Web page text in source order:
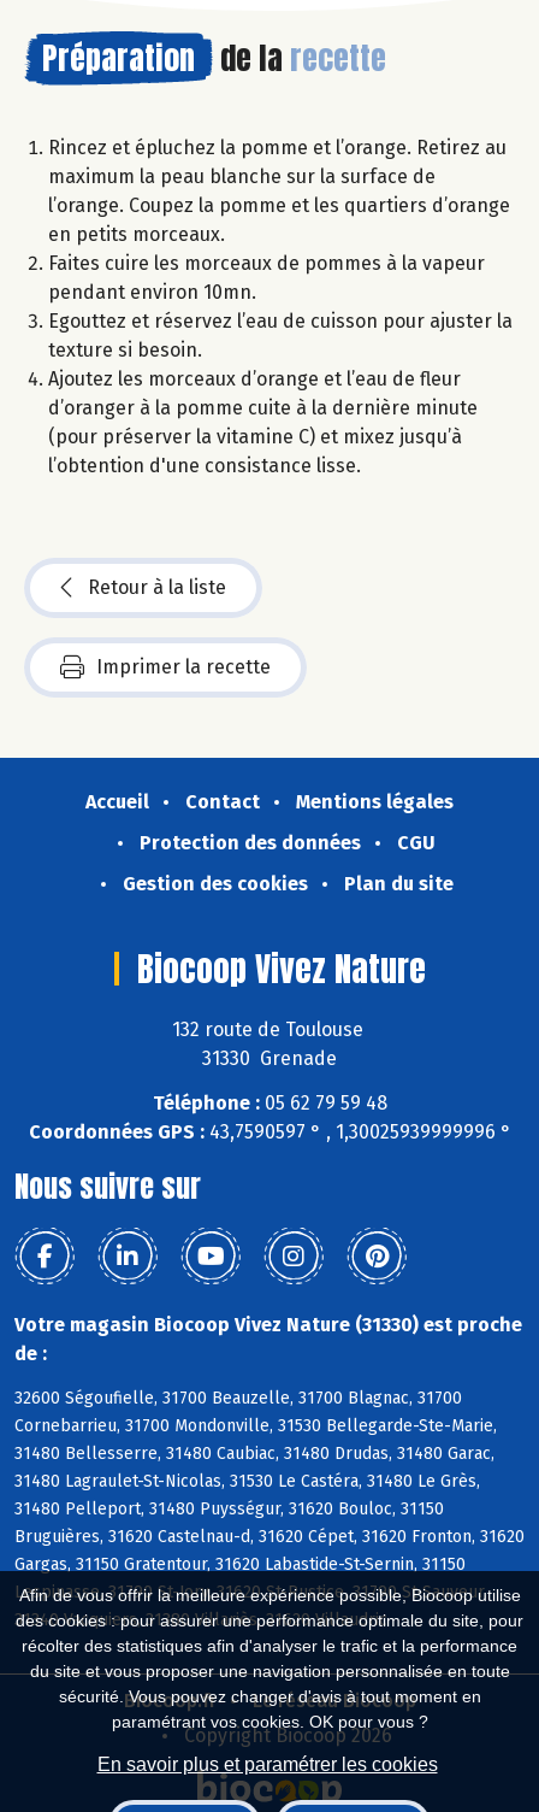
Afin de vous offrir la meilleure expérience possible, Biocoop utilise
des cookies : pour assurer une performance optimale du site, pour
récolter des statistiques afin d'analyser le trafic et la performance
du site et vous proposer une navigation personnalisée en toute
sécurité. Vous pouvez changer d'avis à tout moment en
paramétrant vos cookies. OK pour vous ?
En savoir plus et paramétrer les cookies
Préparation de la recette
Rincez et épluchez la pomme et l’orange. Retirez au
maximum la peau blanche sur la surface de
l’orange. Coupez la pomme et les quartiers d’orange
en petits morceaux.
Faites cuire les morceaux de pommes à la vapeur
pendant environ 10mn.
Egouttez et réservez l’eau de cuisson pour ajuster la
texture si besoin.
Ajoutez les morceaux d’orange et l’eau de fleur
d’oranger à la pomme cuite à la dernière minute
(pour préserver la vitamine C) et mixez jusqu’à
l’obtention d'une consistance lisse.
Retour à la liste
Imprimer la recette
Accueil Contact
Mentions légales
Protection des données
CGU
Gestion des cookies
Plan du site
Biocoop Vivez Nature
132 route de Toulouse
31330 Grenade
Téléphone :05 62 79 59 48
Coordonnées GPS :43,7590597 ° , 1,30025939999996 °
Nous suivre sur
Votre magasin Biocoop Vivez Nature (31330) est proche
de :
32600 Ségoufielle, 31700 Beauzelle, 31700 Blagnac, 31700
Cornebarrieu, 31700 Mondonville, 31530 Bellegarde-Ste-Marie,
31480 Bellesserre, 31480 Caubiac, 31480 Drudas, 31480 Garac,
31480 Lagraulet-St-Nicolas, 31530 Le Castéra, 31480 Le Grès,
31480 Pelleport, 31480 Puysségur, 31620 Bouloc, 31150
Bruguières, 31620 Castelnau-d, 31620 Cépet, 31620 Fronton, 31620
Gargas, 31150 Gratentour, 31620 Labastide-St-Sernin, 31150
Lespinasse, 31790 St-Jory, 31620 St-Rustice, 31790 St-Sauveur,
31340 Vacquiers, 31380 Villariès, 31620 Villaudric
Biocoop.fr
Le réseau Biocoop
Copyright Biocoop 2026